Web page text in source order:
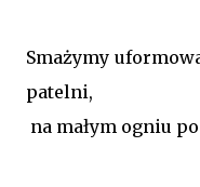
Smażymy
patelni,
na małym ogniu